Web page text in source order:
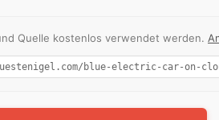
Quelle kostenlos verwendet werden.